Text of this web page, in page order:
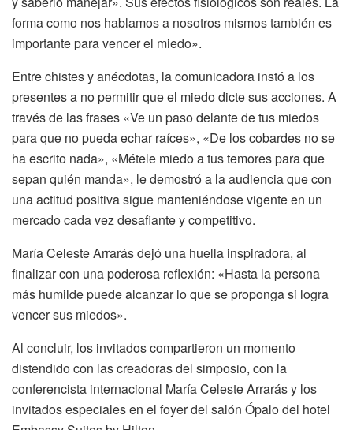
forma como nos hablamos a nosotros mismos también es
importante para vencer el miedo».
Entre chistes y anécdotas, la comunicadora instó a los
presentes a no permitir que el miedo dicte sus acciones. A
través de las frases «Ve un paso delante de tus miedos
para que no pueda echar raíces», «De los cobardes no se
ha escrito nada», «Métele miedo a tus temores para que
sepan quién manda», le demostró a la audiencia que con
una actitud positiva sigue manteniéndose vigente en un
mercado cada vez desafiante y competitivo.
María Celeste Arrarás dejó una huella inspiradora, al
finalizar con una poderosa reflexión: «Hasta la persona
más humilde puede alcanzar lo que se proponga si logra
vencer sus miedos».
Al concluir, los invitados compartieron un momento
distendido con las creadoras del simposio, con la
conferencista internacional María Celeste Arrarás y los
invitados especiales en el foyer del salón Ópalo del hotel